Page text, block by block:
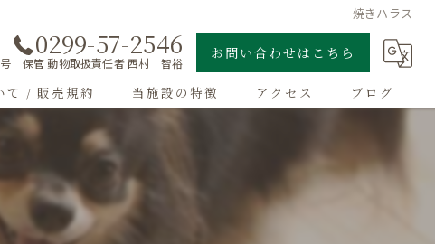
焼きハラス
0299-57-2546
号 保管 動物取扱責任者 西村 智裕
お問い合わせはこちら
て / 販売規約 当施設の特徴 アクセス ブログ